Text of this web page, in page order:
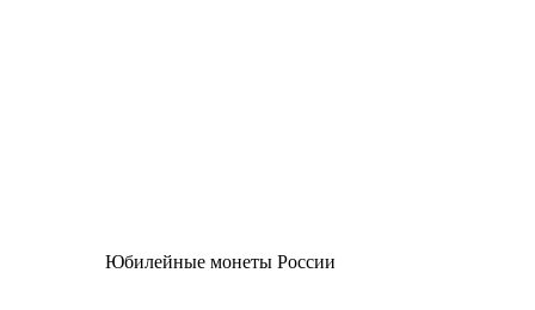
Юбилейные монеты России